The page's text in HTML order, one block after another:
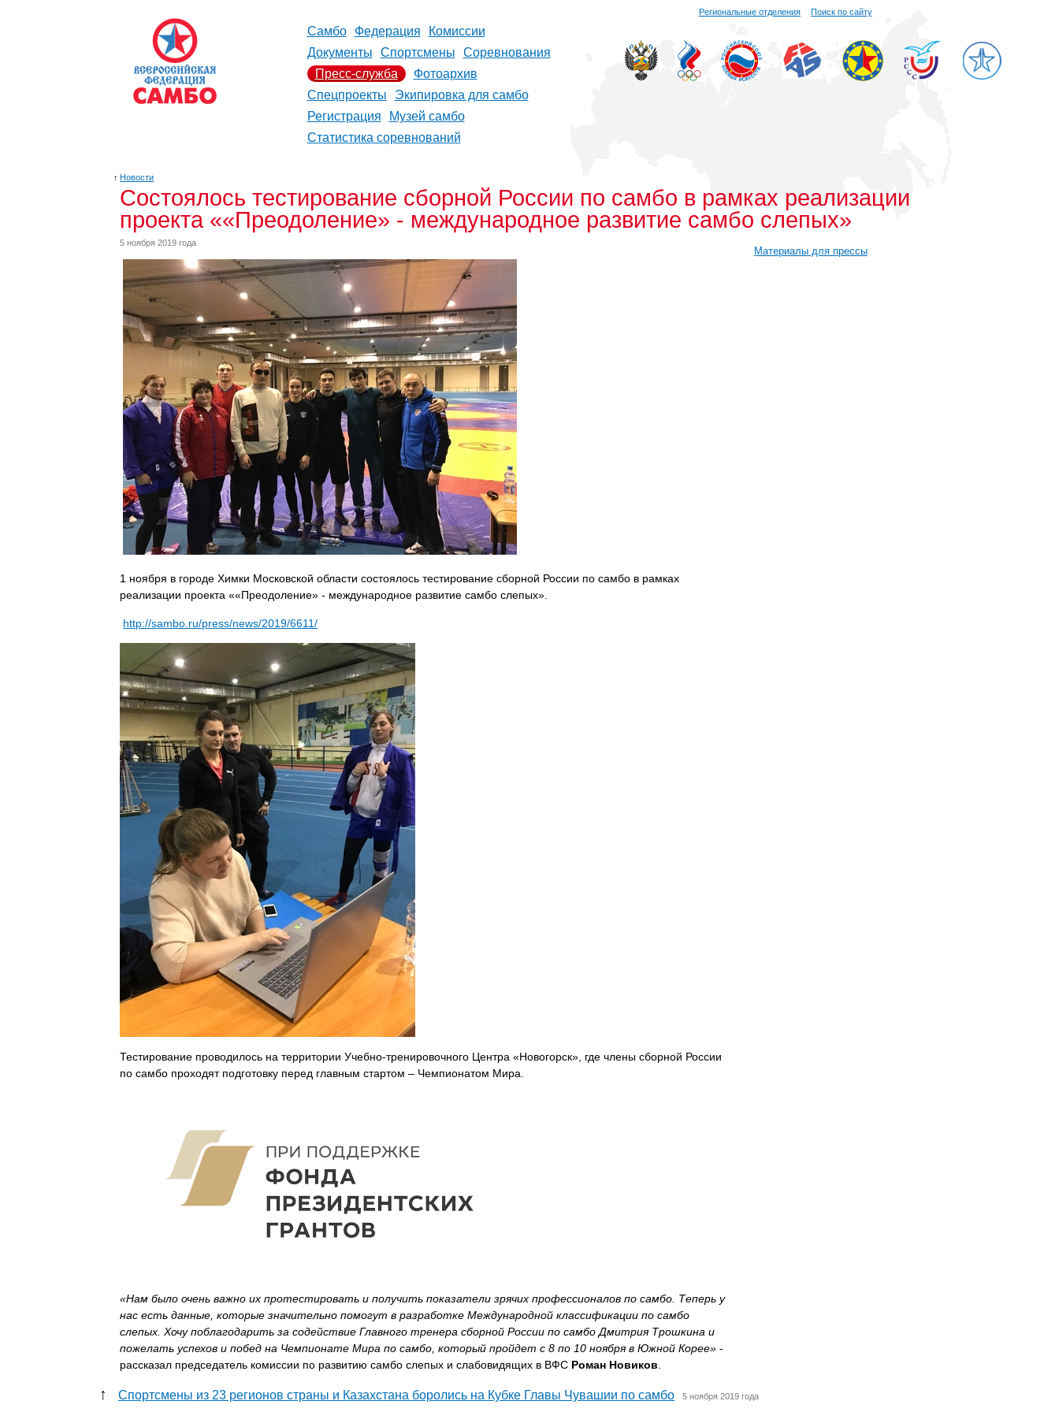
Региональные отделения Поиск по сайту
Самбо Федерация
Комиссии
Документы
Спортсмены
Соревнования
Пресс-служба
Фотоархив
Спецпроекты
Экипировка для самбо
Регистрация
Музей самбо
Статистика соревнований
↑ Новости
Состоялось тестирование сборной России по самбо в рамках реализации
проекта ««Преодоление» - международное развитие самбо слепых»
5 ноября 2019 года
1 ноября в городе Химки Московской области состоялось тестирование сборной России по самбо в рамках
реализации проекта ««Преодоление» - международное развитие самбо слепых».
http://sambo.ru/press/news/2019/6611/
Тестирование проводилось на территории Учебно-тренировочного Центра «Новогорск», где члены сборной России
по самбо проходят подготовку перед главным стартом – Чемпионатом Мира.
«Нам было очень важно их протестировать и получить показатели зрячих профессионалов по самбо. Теперь у
нас есть данные, которые значительно помогут в разработке Международной классификации по самбо
слепых. Хочу поблагодарить за содействие Главного тренера сборной России по самбо Дмитрия Трошкина и
пожелать успехов и побед на Чемпионате Мира по самбо, который пройдет с 8 по 10 ноября в Южной Корее» -
рассказал председатель комиссии по развитию самбо слепых и слабовидящих в ВФС Роман Новиков.
↑ Спортсмены из 23 регионов страны и Казахстана боролись на Кубке Главы Чувашии по самбо 5 ноября 2019 года
Материалы для прессы